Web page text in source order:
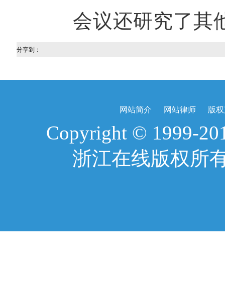
会议还研究了其
分享到：
网站简介 网站律师 版
Copyright © 1999-
浙江在线版权所